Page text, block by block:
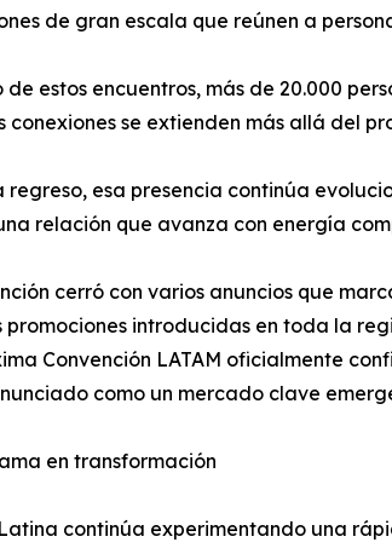
de gran escala que reúnen a
de estos encuentros, más de 20.000
conexiones se extienden más allá del
regreso, esa presencia continúa
relación que avanza con energía
cerró con varios anuncios que
promociones introducidas en toda la
Convención LATAM oficialmente
como un mercado clave
en transformación
continúa experimentando una